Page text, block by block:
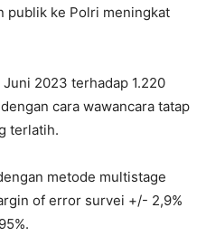
publik ke Polri meningkat
2023 terhadap 1.220
cara wawancara tatap
terlatih.
metode multistage
of error survei +/- 2,9%